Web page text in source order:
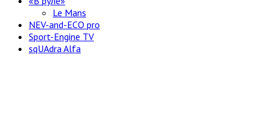
Le Mans
NEV-and-ECO pro
Sport-Engine TV
sqUAdra Alfa